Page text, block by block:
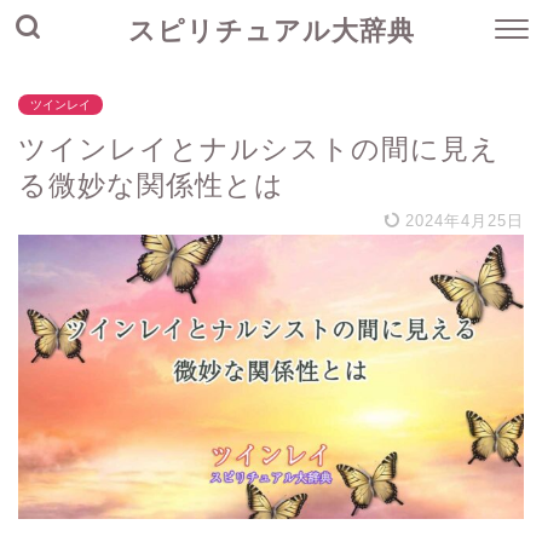
スピリチュアル大辞典
ツインレイ
ツインレイとナルシストの間に見え
る微妙な関係性とは
2024年4月25日